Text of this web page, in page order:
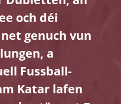
och déi
genuch vun
a
Fussball-
Katar lafen